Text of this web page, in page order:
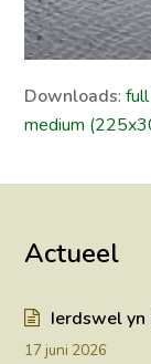
Downloads:
medium
Actueel
Ierdswel yn
17 juni 2026